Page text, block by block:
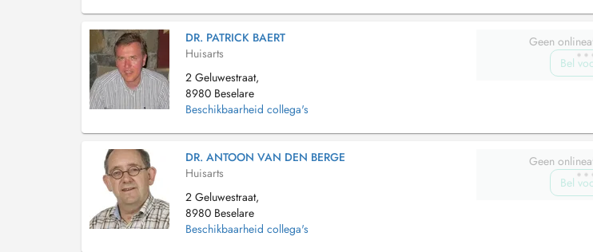
DR. PATRICK BAERT
Huisarts
2 Geluwestraat,
8980 Beselare
Beschikbaarheid collega's
Geen
Bel
DR. ANTOON VAN DEN BERGE
Huisarts
2 Geluwestraat,
8980 Beselare
Beschikbaarheid collega's
Geen
Bel